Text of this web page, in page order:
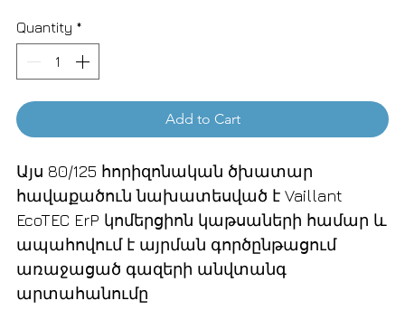
Quantity *
Add to Cart
Այս 80/125 հորիզոնական ծխատար
հավաքածուն նախատեսված է Vaillant
EcoTEC ErP կոմերցիոն կաթսաների համար և
ապահովում է այրման գործընթացում
առաջացած գազերի անվտանգ
արտահանումը